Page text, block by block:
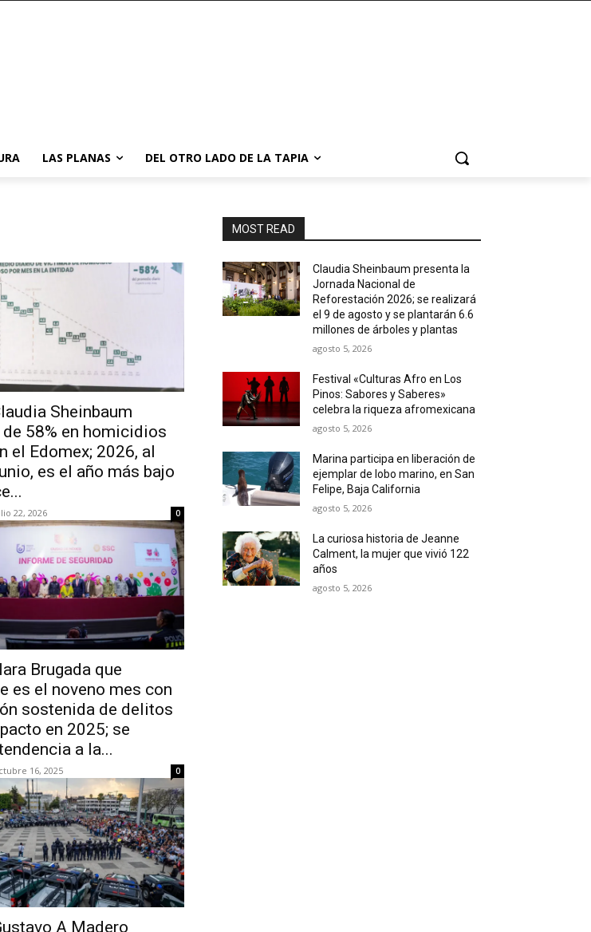
LAS PLANAS DEL OTRO LADO DE LA TAPIA
Sheinbaum
58% en homicidios
el Edomex; 2026, al
es el año más bajo
22, 2026 0
Brugada que
es el noveno mes con
sostenida de delitos
en 2025; se
a la...
16, 2025 0
A Madero
MOST READ
Claudia Sheinbaum presenta la
Jornada Nacional de
Reforestación 2026; se realizará
el 9 de agosto y se plantarán 6.6
millones de árboles y plantas
agosto 5, 2026
Festival «Culturas Afro en Los
Pinos: Sabores y Saberes»
celebra la riqueza afromexicana
agosto 5, 2026
Marina participa en liberación de
ejemplar de lobo marino, en San
Felipe, Baja California
agosto 5, 2026
La curiosa historia de Jeanne
Calment, la mujer que vivió 122
años
agosto 5, 2026